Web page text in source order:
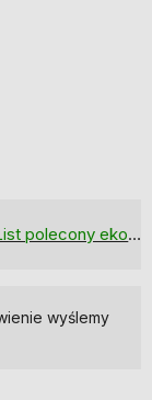
ekonomiczny
wyślemy